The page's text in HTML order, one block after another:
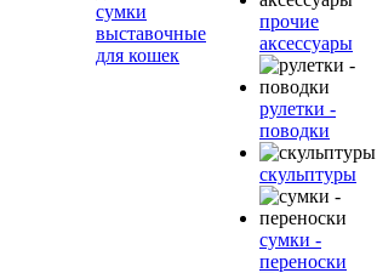
сумки
выставочные
для кошек
прочие
аксессуары
рулетки -
поводки
скульптуры
сумки -
переноски